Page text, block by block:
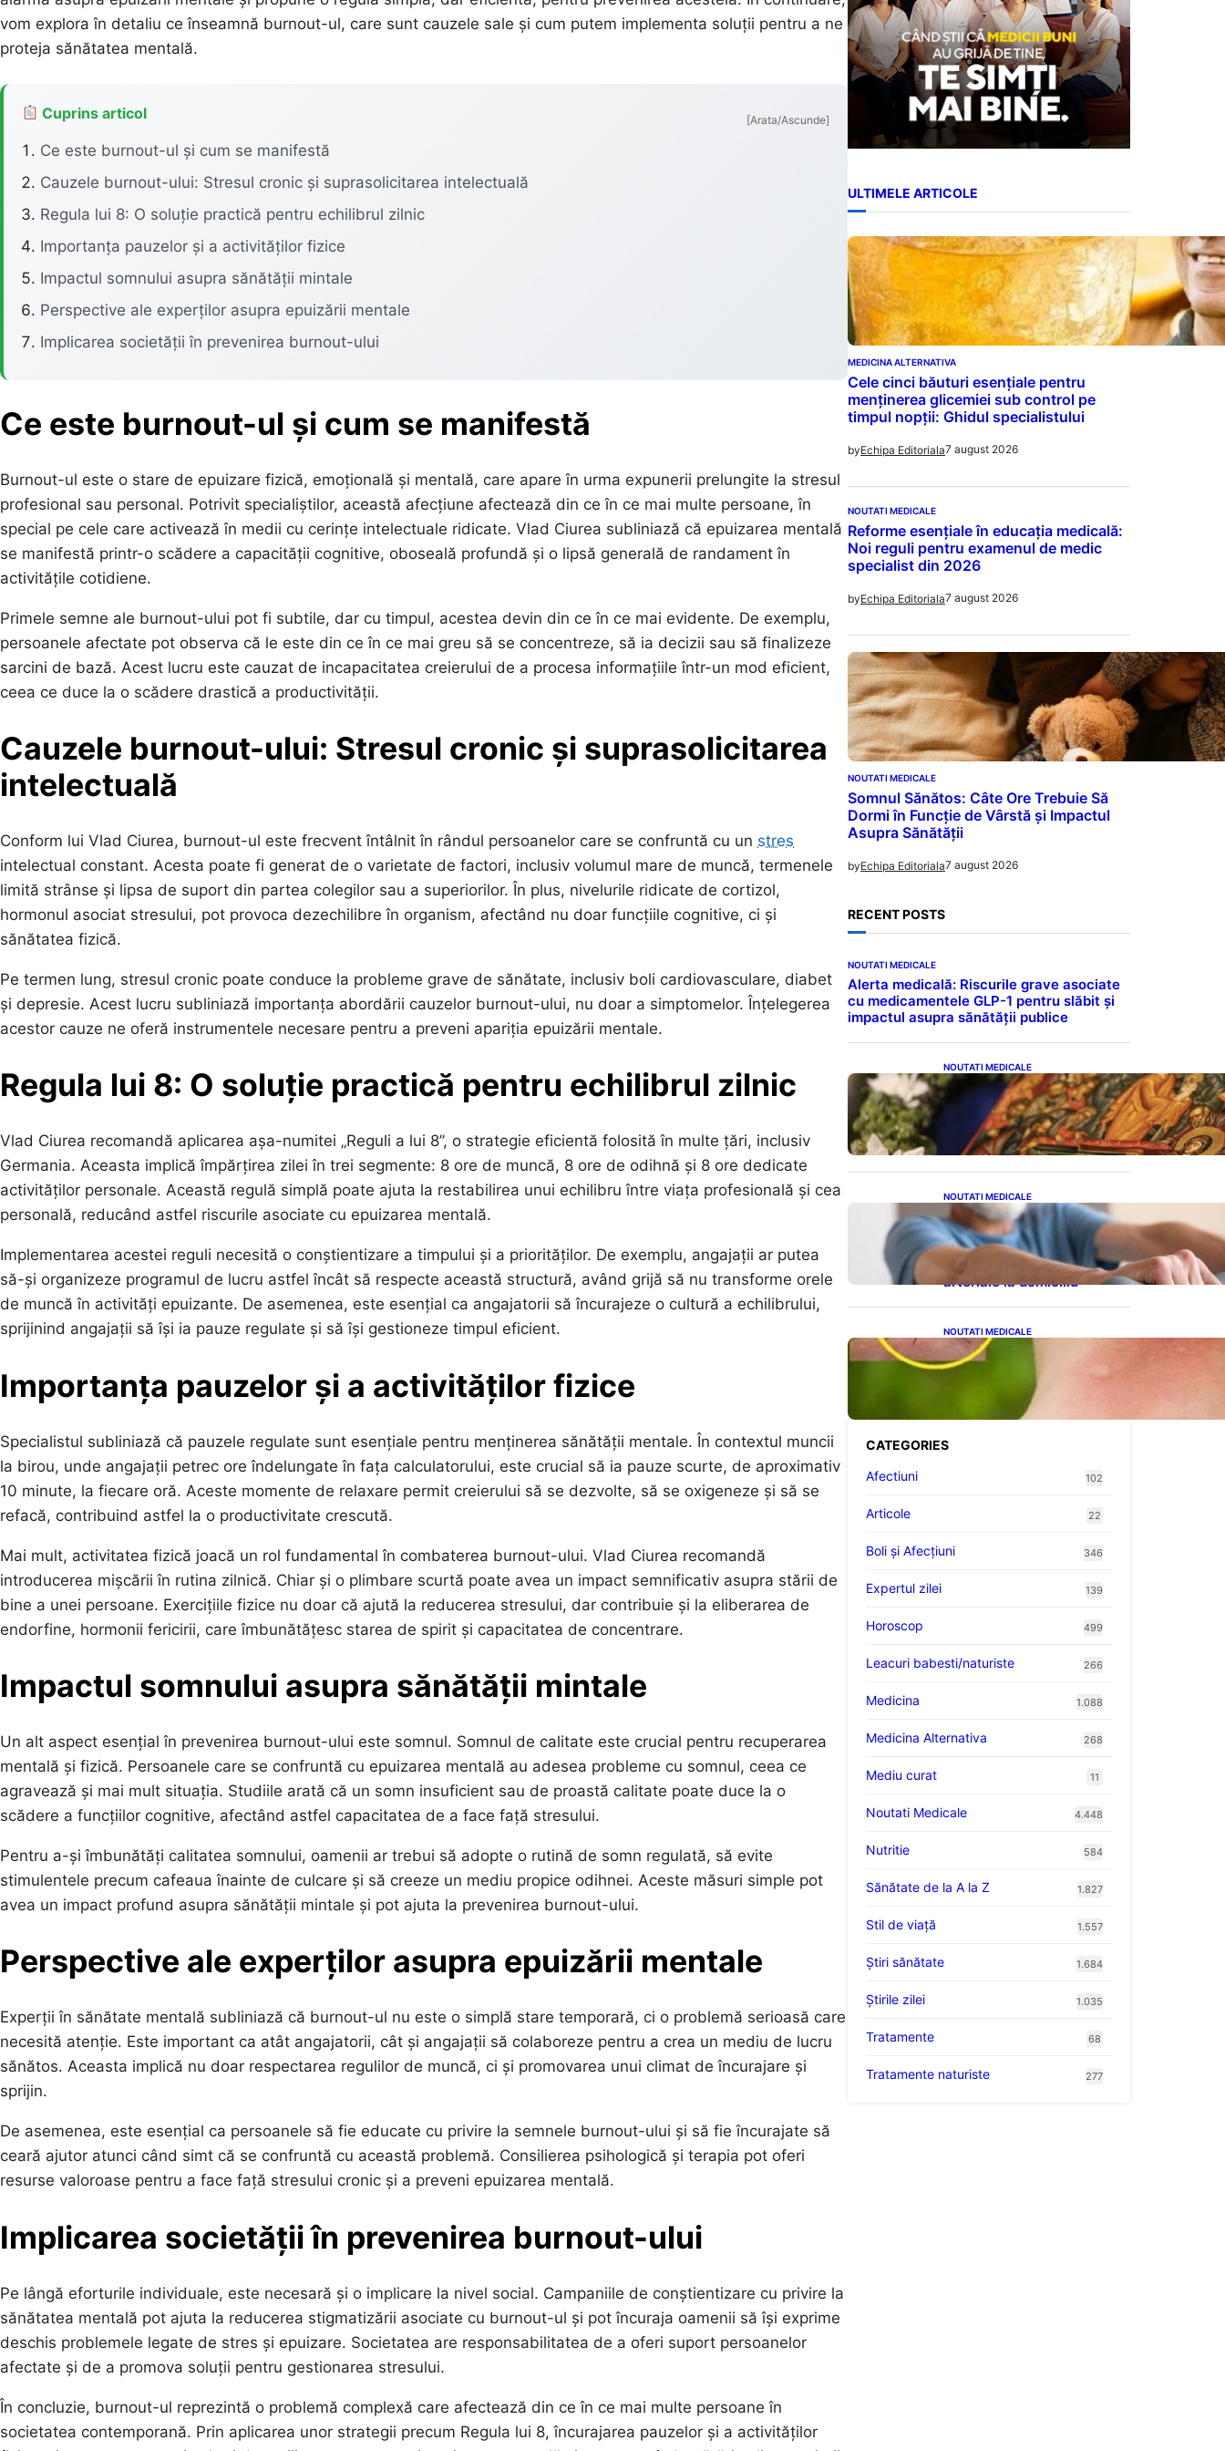
vom explora în detaliu ce înseamnă burnout-ul, care sunt cauzele sale și cum putem implementa soluții pentru a ne
proteja sănătatea mentală.
Cuprins articol [Arata/Ascunde]
Ce este burnout-ul și cum se manifestă
Cauzele burnout-ului: Stresul cronic și suprasolicitarea intelectuală
Regula lui 8: O soluție practică pentru echilibrul zilnic
Importanța pauzelor și a activităților fizice
Impactul somnului asupra sănătății mintale
Perspective ale experților asupra epuizării mentale
Implicarea societății în prevenirea burnout-ului
Ce este burnout-ul și cum se manifestă
Burnout-ul este o stare de epuizare fizică, emoțională și mentală, care apare în urma expunerii prelungite la stresul
profesional sau personal. Potrivit specialiștilor, această afecțiune afectează din ce în ce mai multe persoane, în
special pe cele care activează în medii cu cerințe intelectuale ridicate. Vlad Ciurea subliniază că epuizarea mentală
se manifestă printr-o scădere a capacității cognitive, oboseală profundă și o lipsă generală de randament în
activitățile cotidiene.
Primele semne ale burnout-ului pot fi subtile, dar cu timpul, acestea devin din ce în ce mai evidente. De exemplu,
persoanele afectate pot observa că le este din ce în ce mai greu să se concentreze, să ia decizii sau să finalizeze
sarcini de bază. Acest lucru este cauzat de incapacitatea creierului de a procesa informațiile într-un mod eficient,
ceea ce duce la o scădere drastică a productivității.
Cauzele burnout-ului: Stresul cronic și suprasolicitarea
intelectuală
Conform lui Vlad Ciurea, burnout-ul este frecvent întâlnit în rândul persoanelor care se confruntă cu un stres
intelectual constant. Acesta poate fi generat de o varietate de factori, inclusiv volumul mare de muncă, termenele
limită strânse și lipsa de suport din partea colegilor sau a superiorilor. În plus, nivelurile ridicate de cortizol,
hormonul asociat stresului, pot provoca dezechilibre în organism, afectând nu doar funcțiile cognitive, ci și
sănătatea fizică.
Pe termen lung, stresul cronic poate conduce la probleme grave de sănătate, inclusiv boli cardiovasculare, diabet
și depresie. Acest lucru subliniază importanța abordării cauzelor burnout-ului, nu doar a simptomelor. Înțelegerea
acestor cauze ne oferă instrumentele necesare pentru a preveni apariția epuizării mentale.
Regula lui 8: O soluție practică pentru echilibrul zilnic
Vlad Ciurea recomandă aplicarea așa-numitei „Reguli a lui 8”, o strategie eficientă folosită în multe țări, inclusiv
Germania. Aceasta implică împărțirea zilei în trei segmente: 8 ore de muncă, 8 ore de odihnă și 8 ore dedicate
activităților personale. Această regulă simplă poate ajuta la restabilirea unui echilibru între viața profesională și cea
personală, reducând astfel riscurile asociate cu epuizarea mentală.
Implementarea acestei reguli necesită o conștientizare a timpului și a priorităților. De exemplu, angajații ar putea
să-și organizeze programul de lucru astfel încât să respecte această structură, având grijă să nu transforme orele
de muncă în activități epuizante. De asemenea, este esențial ca angajatorii să încurajeze o cultură a echilibrului,
sprijinind angajații să își ia pauze regulate și să își gestioneze timpul eficient.
Importanța pauzelor și a activităților fizice
Specialistul subliniază că pauzele regulate sunt esențiale pentru menținerea sănătății mentale. În contextul muncii
la birou, unde angajații petrec ore îndelungate în fața calculatorului, este crucial să ia pauze scurte, de aproximativ
10 minute, la fiecare oră. Aceste momente de relaxare permit creierului să se dezvolte, să se oxigeneze și să se
refacă, contribuind astfel la o productivitate crescută.
Mai mult, activitatea fizică joacă un rol fundamental în combaterea burnout-ului. Vlad Ciurea recomandă
introducerea mișcării în rutina zilnică. Chiar și o plimbare scurtă poate avea un impact semnificativ asupra stării de
bine a unei persoane. Exercițiile fizice nu doar că ajută la reducerea stresului, dar contribuie și la eliberarea de
endorfine, hormonii fericirii, care îmbunătățesc starea de spirit și capacitatea de concentrare.
Impactul somnului asupra sănătății mintale
Un alt aspect esențial în prevenirea burnout-ului este somnul. Somnul de calitate este crucial pentru recuperarea
mentală și fizică. Persoanele care se confruntă cu epuizarea mentală au adesea probleme cu somnul, ceea ce
agravează și mai mult situația. Studiile arată că un somn insuficient sau de proastă calitate poate duce la o
scădere a funcțiilor cognitive, afectând astfel capacitatea de a face față stresului.
Pentru a-și îmbunătăți calitatea somnului, oamenii ar trebui să adopte o rutină de somn regulată, să evite
stimulentele precum cafeaua înainte de culcare și să creeze un mediu propice odihnei. Aceste măsuri simple pot
avea un impact profund asupra sănătății mintale și pot ajuta la prevenirea burnout-ului.
Perspective ale experților asupra epuizării mentale
Experții în sănătate mentală subliniază că burnout-ul nu este o simplă stare temporară, ci o problemă serioasă care
necesită atenție. Este important ca atât angajatorii, cât și angajații să colaboreze pentru a crea un mediu de lucru
sănătos. Aceasta implică nu doar respectarea regulilor de muncă, ci și promovarea unui climat de încurajare și
sprijin.
De asemenea, este esențial ca persoanele să fie educate cu privire la semnele burnout-ului și să fie încurajate să
ceară ajutor atunci când simt că se confruntă cu această problemă. Consilierea psihologică și terapia pot oferi
resurse valoroase pentru a face față stresului cronic și a preveni epuizarea mentală.
Implicarea societății în prevenirea burnout-ului
Pe lângă eforturile individuale, este necesară și o implicare la nivel social. Campaniile de conștientizare cu privire la
sănătatea mentală pot ajuta la reducerea stigmatizării asociate cu burnout-ul și pot încuraja oamenii să își exprime
deschis problemele legate de stres și epuizare. Societatea are responsabilitatea de a oferi suport persoanelor
afectate și de a promova soluții pentru gestionarea stresului.
În concluzie, burnout-ul reprezintă o problemă complexă care afectează din ce în ce mai multe persoane în
societatea contemporană. Prin aplicarea unor strategii precum Regula lui 8, încurajarea pauzelor și a activităților
ULTIMELE ARTICOLE
MEDICINA ALTERNATIVA
Cele cinci băuturi esențiale pentru
menținerea glicemiei sub control pe
timpul nopții: Ghidul specialistului
byEchipa Editoriala7 august 2026
NOUTATI MEDICALE
Reforme esențiale în educația medicală:
Noi reguli pentru examenul de medic
specialist din 2026
byEchipa Editoriala7 august 2026
NOUTATI MEDICALE
Somnul Sănătos: Câte Ore Trebuie Să
Dormi în Funcție de Vârstă și Impactul
Asupra Sănătății
byEchipa Editoriala7 august 2026
RECENT POSTS
NOUTATI MEDICALE
Alerta medicală: Riscurile grave asociate
cu medicamentele GLP-1 pentru slăbit și
impactul asupra sănătății publice
NOUTATI MEDICALE
Postul Adormirii Maicii
Domnului: Tradiții,
Superstiții și Implicații
Spiritualitate în 2026
NOUTATI MEDICALE
Îmbunătățirea sănătății
cardiovasculare: Patru
exerciții simple pentru
reducerea tensiunii
arteriale la domiciliu
NOUTATI MEDICALE
Cum bacteriile pielii
influențează atracția
țânțarilor: O nouă viziune
asupra alegerii victimelor
CATEGORIES
Afectiuni
102
Articole 22
Boli și Afecțiuni 346
Expertul zilei 139
Horoscop 499
Leacuri babesti/naturiste 266
Medicina 1.088
Medicina Alternativa 268
Mediu curat 11
Noutati Medicale 4.448
Nutritie 584
Sănătate de la A la Z 1.827
Stil de viaţă 1.557
Ştiri sănătate 1.684
Știrile zilei 1.035
Tratamente 68
Tratamente naturiste 277